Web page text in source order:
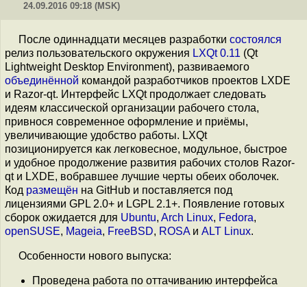
24.09.2016 09:18 (MSK)
После одиннадцати месяцев разработки состоялся
релиз пользовательского окружения LXQt 0.11 (Qt
Lightweight Desktop Environment), развиваемого
объединённой командой разработчиков проектов LXDE
и Razor-qt. Интерфейс LXQt продолжает следовать
идеям классической организации рабочего стола,
привнося современное оформление и приёмы,
увеличивающие удобство работы. LXQt
позиционируется как легковесное, модульное, быстрое
и удобное продолжение развития рабочих столов Razor-
qt и LXDE, вобравшее лучшие черты обеих оболочек.
Код размещён на GitHub и поставляется под
лицензиями GPL 2.0+ и LGPL 2.1+. Появление готовых
сборок ожидается для Ubuntu, Arch Linux, Fedora,
openSUSE, Mageia, FreeBSD, ROSA и ALT Linux.
Особенности нового выпуска:
Проведена работа по оттачиванию интерфейса